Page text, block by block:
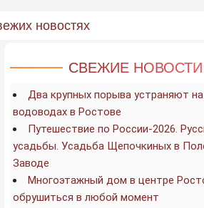
новостях
СВЕЖИЕ НОВОСТИ
Два крупных порыва устраняют на
водоводах в Ростове
Путешествие по России-2026.
усадьбы. Усадьба Щепочкиных в
Заводе
Многоэтажный дом в центре
обрушиться в любой момент